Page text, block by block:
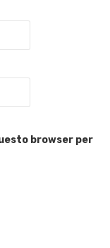
browser per